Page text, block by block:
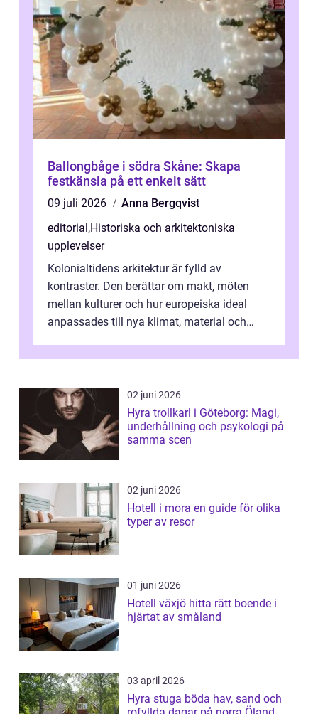
Ballongbåge i södra Skåne: Skapa
festkänsla på ett enkelt sätt
09 juli 2026
Anna Bergqvist
editorial ,Historiska och arkitektoniska
upplevelser
Kolonialtidens arkitektur är fylld av
kontraster. Den berättar om makt, möten
mellan kulturer och hur europeiska ideal
anpassades till nya klimat, material och
02 juni 2026
Hyra trollkarl i Göteborg: Magi,
underhållning och psykologi på
samma scen
02 juni 2026
Hotell i mora en guide för olika
typer av resor
01 juni 2026
Hotell växjö hitta rätt boende i
hjärtat av småland
03 april 2026
Hyra stuga böda hav, sand och